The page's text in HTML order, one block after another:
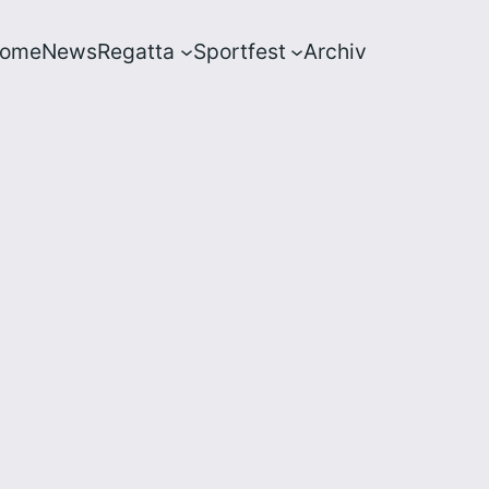
NewsRegatta Sportfest Archiv